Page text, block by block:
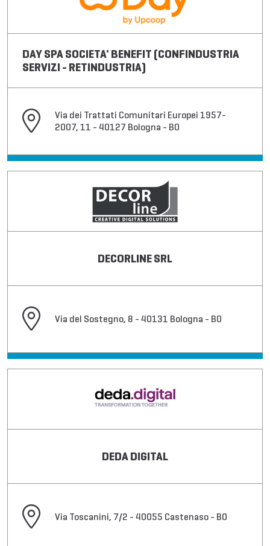
DAY SPA SOCIETA' BENEFIT (CONFINDUSTRIA
SERVIZI - RETINDUSTRIA)
Via dei Trattati Comunitari Europei 1957-
2007, 11 - 40127 Bologna - BO
DECORLINE SRL
Via del Sostegno, 8 - 40131 Bologna - BO
DEDA DIGITAL
Via Toscanini, 7/2 - 40055 Castenaso - BO